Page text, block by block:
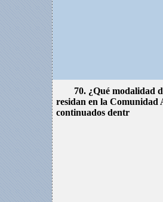
70. ¿Qué modalidad
residan en la Comunidad
continuados dentr